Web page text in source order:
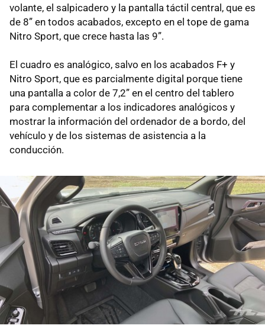
volante, el salpicadero y la pantalla táctil central, que es
de 8” en todos acabados, excepto en el tope de gama
Nitro Sport, que crece hasta las 9”.
El cuadro es analógico, salvo en los acabados F+ y
Nitro Sport, que es parcialmente digital porque tiene
una pantalla a color de 7,2” en el centro del tablero
para complementar a los indicadores analógicos y
mostrar la información del ordenador de a bordo, del
vehículo y de los sistemas de asistencia a la
conducción.